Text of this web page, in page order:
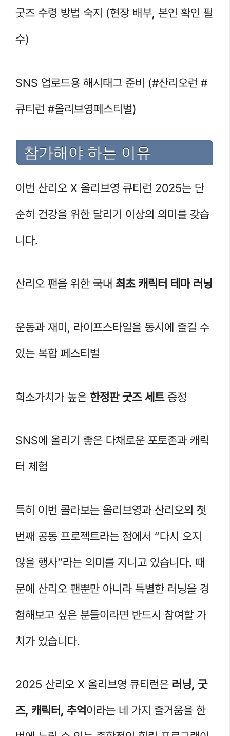
굿즈 수령 방법 숙지 (현장 배부, 본인 확인 필
수)
SNS 업로드용 해시태그 준비 (#산리오런 #
큐티런 #올리브영페스티벌)
참가해야 하는 이유
이번 산리오 X 올리브영 큐티런 2025는 단
순히 건강을 위한 달리기 이상의 의미를 갖습
니다.
산리오 팬을 위한 국내 최초 캐릭터 테마 러닝
운동과 재미, 라이프스타일을 동시에 즐길 수
있는 복합 페스티벌
희소가치가 높은 한정판 굿즈 세트증정
SNS에 올리기 좋은 다채로운 포토존과 캐릭
터 체험
특히 이번 콜라보는 올리브영과 산리오의 첫
번째 공동 프로젝트라는 점에서 “다시 오지
않을 행사”라는 의미를 지니고 있습니다. 때
문에 산리오 팬뿐만 아니라 특별한 러닝을 경
험해보고 싶은 분들이라면 반드시 참여할 가
치가 있습니다.
2025 산리오 X 올리브영 큐티런은 러닝, 굿
즈, 캐릭터, 추억이라는 네 가지 즐거움을 한